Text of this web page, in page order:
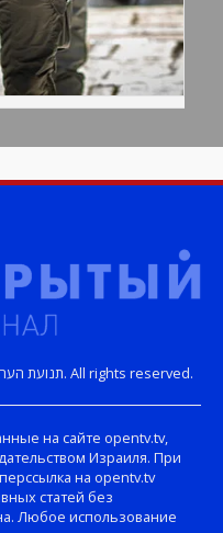
Copyright © Открытый телеканал. תנועת הערבות. All rights reserved.
на сайте opentv.tv,
Израиля. При
на opentv.tv
статей без
Любое использование